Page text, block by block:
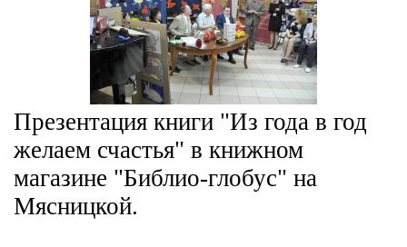
Презентация книги "Из года в год
желаем счастья" в книжном
магазине "Библио-глобус" на
Мясницкой.